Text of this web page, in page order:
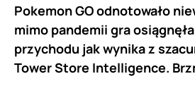
Pokemon GO odnotowało
mimo pandemii gra
przychodu jak wynika z
Tower Store Intelligence.